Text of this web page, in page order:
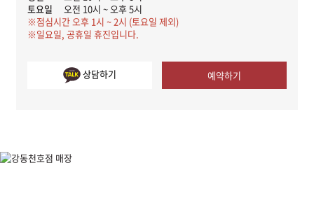
토요일
오전 10시 ~ 오후 5시
※점심시간 오후 1시 ~ 2시 (토요일 제외)
※일요일, 공휴일 휴진입니다.
상담하기 예약하기